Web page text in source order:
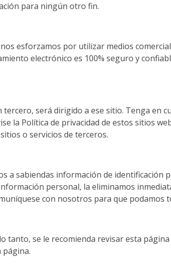
para ningún otro fin.
esforzamos por utilizar medios
electrónico es 100% seguro y
será dirigido a ese sitio. Tenga en
la Política de privacidad de estos sitios
o servicios de terceros.
sabiendas información de identificación
personal, la eliminamos
con nosotros para que podamos
tanto, se le recomienda revisar esta
página.